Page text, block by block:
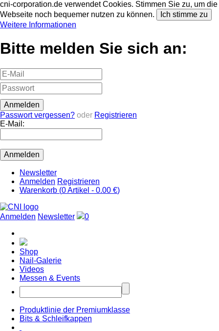
cni-corporation.de verwendet Cookies. Stimmen Sie zu, um die
Webseite noch bequemer nutzen zu können.
Ich stimme zu
Weitere Informationen
Bitte melden Sie sich an:
Passwort vergessen? oder Registrieren
E-Mail:
Newsletter
Anmelden Registrieren
Warenkorb (0Artikel - 0.00 €)
Anmelden Newsletter 0
Shop
Nail-Galerie
Videos
Messen & Events
Produktlinie der Premiumklasse
Bits & Schleifkappen